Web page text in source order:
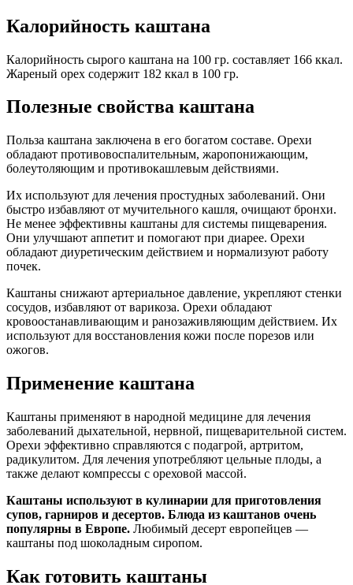
Калорийность каштана
Калорийность сырого каштана на 100 гр. составляет 166 ккал.
Жареный орех содержит 182 ккал в 100 гр.
Полезные свойства каштана
Польза каштана заключена в его богатом составе. Орехи
обладают противовоспалительным, жаропонижающим,
болеутоляющим и противокашлевым действиями.
Их используют для лечения простудных заболеваний. Они
быстро избавляют от мучительного кашля, очищают бронхи.
Не менее эффективны каштаны для системы пищеварения.
Они улучшают аппетит и помогают при диарее. Орехи
обладают диуретическим действием и нормализуют работу
почек.
Каштаны снижают артериальное давление, укрепляют стенки
сосудов, избавляют от варикоза. Орехи обладают
кровоостанавливающим и ранозаживляющим действием. Их
используют для восстановления кожи после порезов или
ожогов.
Применение каштана
Каштаны применяют в народной медицине для лечения
заболеваний дыхательной, нервной, пищеварительной систем.
Орехи эффективно справляются с подагрой, артритом,
радикулитом. Для лечения употребляют цельные плоды, а
также делают компрессы с ореховой массой.
Каштаны используют в кулинарии для приготовления
супов, гарниров и десертов. Блюда из каштанов очень
популярны в Европе. Любимый десерт европейцев —
каштаны под шоколадным сиропом.
Как готовить каштаны